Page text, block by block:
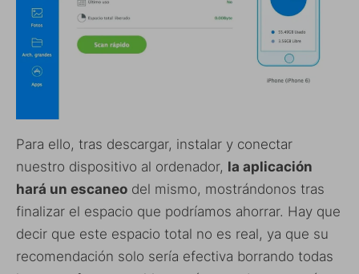
Para ello, tras descargar, instalar y conectar
nuestro dispositivo al ordenador, la aplicación
hará un escaneo del mismo, mostrándonos tras
finalizar el espacio que podríamos ahorrar. Hay que
decir que este espacio total no es real, ya que su
recomendación solo sería efectiva borrando todas